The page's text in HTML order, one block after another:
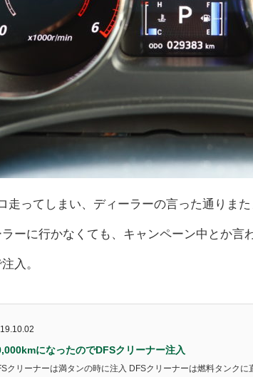
走ってしまい、ディーラーの言った通りま
ーに行かなくても、キャンペーン中とか言
入。
になったのでDFSクリーナー注入
クリーナーは満タンの時に注入 DFSクリーナーは燃料タンク